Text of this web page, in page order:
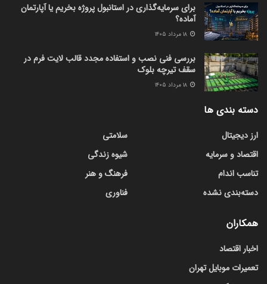
برای سرمایه‌گذاری در استانبول پروژه بخریم یا آپارتمان
آماده؟
بررسی فنی نصب و استفاده مجدد قالب لایت فرم در
سقف تیرچه بلوک
دسته بندی ها
ارز دیجیتال
اقتصاد و سرمایه
تناسب اندام
دسته‌بندی نشده
سلامتی
شیوه زندگی
فرهنگ و هنر
فناوری
همکاران
اخبار اقتصاد
تعمیرات موبایل تهران